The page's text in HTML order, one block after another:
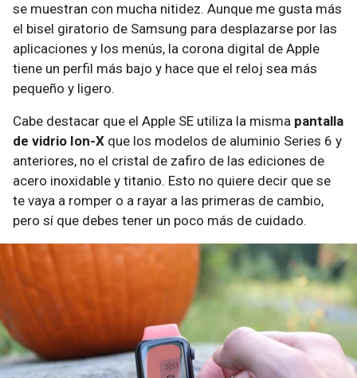
se muestran con mucha nitidez. Aunque me gusta más
el bisel giratorio de Samsung para desplazarse por las
aplicaciones y los menús, la corona digital de Apple
tiene un perfil más bajo y hace que el reloj sea más
pequeño y ligero.
Cabe destacar que el Apple SE utiliza la misma pantalla
de vidrio Ion-X que los modelos de aluminio Series 6 y
anteriores, no el cristal de zafiro de las ediciones de
acero inoxidable y titanio. Esto no quiere decir que se
te vaya a romper o a rayar a las primeras de cambio,
pero sí que debes tener un poco más de cuidado.